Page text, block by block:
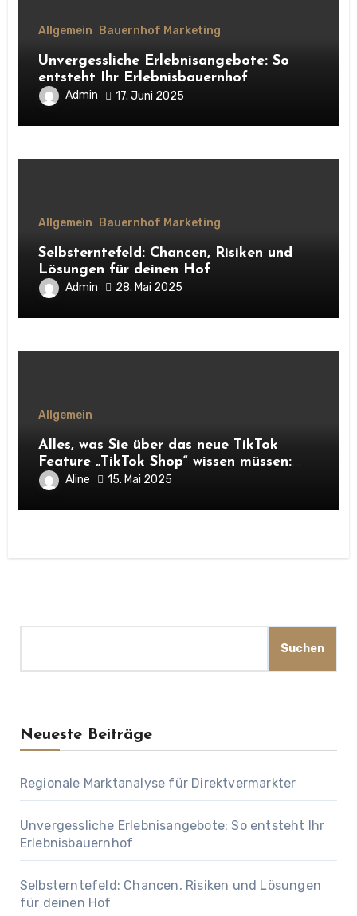
Allgemein Bauernhof Marketing
Unvergessliche Erlebnisangebote: So
entsteht Ihr Erlebnisbauernhof
Admin 17. Juni 2025
Allgemein Bauernhof Marketing
Selbsterntefeld: Chancen, Risiken und
Lösungen für deinen Hof
Admin 28. Mai 2025
Allgemein
Alles, was Sie über das neue TikTok
Feature „TikTok Shop“ wissen müssen:
Chancen für Unternehmen und
Hofnachfolger
Aline 15. Mai 2025
Suchen
Neueste Beiträge
Regionale Marktanalyse für Direktvermarkter
Unvergessliche Erlebnisangebote: So entsteht Ihr
Erlebnisbauernhof
Selbsterntefeld: Chancen, Risiken und Lösungen
für deinen Hof